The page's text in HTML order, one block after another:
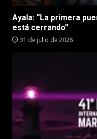
Ayala: “La primera
está cerrando”
31 de julio de 2026